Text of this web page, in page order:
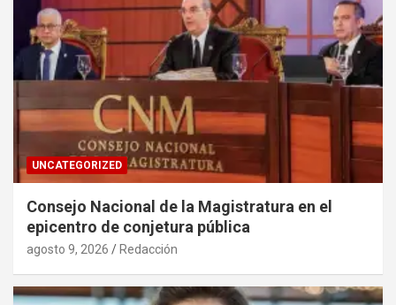
UNCATEGORIZED
Consejo Nacional de la Magistratura en el
epicentro de conjetura pública
agosto 9, 2026 Redacción